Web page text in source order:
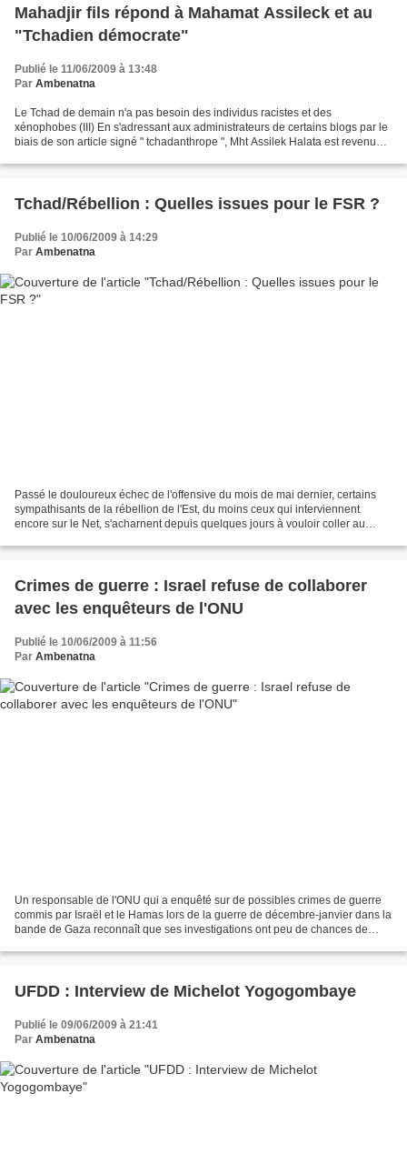
Mahadjir fils répond à Mahamat Assileck et au
"Tchadien démocrate"
Publié le 11/06/2009 à 13:48
Par Ambenatna
Le Tchad de demain n'a pas besoin des individus racistes et des
xénophobes (III) En s'adressant aux administrateurs de certains blogs par le
biais de son article signé " tchadanthrope ", Mht Assilek Halata est revenu
Tchad/Rébellion : Quelles issues pour le FSR ?
Publié le 10/06/2009 à 14:29
Par Ambenatna
Passé le douloureux échec de l'offensive du mois de mai dernier, certains
sympathisants de la rébellion de l'Est, du moins ceux qui interviennent
encore sur le Net, s'acharnent depuis quelques jours à vouloir coller au
Crimes de guerre : Israel refuse de collaborer
avec les enquêteurs de l'ONU
Publié le 10/06/2009 à 11:56
Par Ambenatna
Un responsable de l'ONU qui a enquêté sur de possibles crimes de guerre
commis par Israël et le Hamas lors de la guerre de décembre-janvier dans la
bande de Gaza reconnaît que ses investigations ont peu de chances de
UFDD : Interview de Michelot Yogogombaye
Publié le 09/06/2009 à 21:41
Par Ambenatna